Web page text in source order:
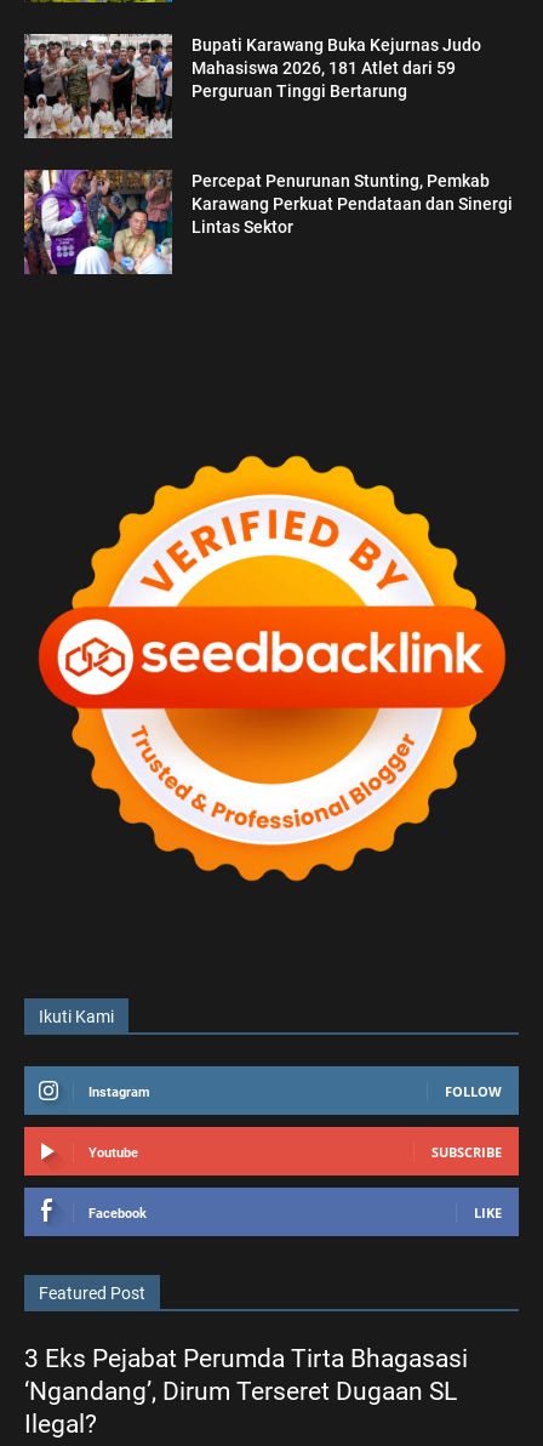
Bupati Karawang Buka Kejurnas Judo
Mahasiswa 2026, 181 Atlet dari 59
Perguruan Tinggi Bertarung
Percepat Penurunan Stunting, Pemkab
Karawang Perkuat Pendataan dan Sinergi
Lintas Sektor
Ikuti Kami
Instagram FOLLOW
Youtube SUBSCRIBE
Facebook LIKE
Featured Post
3 Eks Pejabat Perumda Tirta Bhagasasi
‘Ngandang’, Dirum Terseret Dugaan SL
Ilegal?